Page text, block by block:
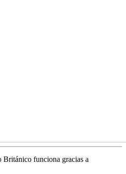
funciona gracias a